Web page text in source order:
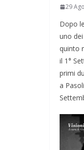
29
Dopo
uno
quinto
il 1°
primi
a